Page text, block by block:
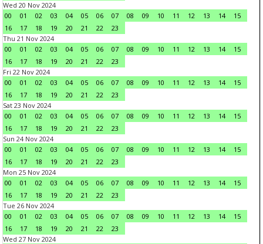
Wed 20 Nov 2024
00
01 02 03 04 05 06 07 08 09 10 11 12 13 14
15
16
17 18 19 20 21 22
23
Thu 21 Nov 2024
00
01 02 03 04 05 06 07 08 09 10 11 12 13 14
15
16
17 18 19 20 21 22
23
Fri 22 Nov 2024
00
01 02 03 04 05 06 07 08 09 10 11 12 13 14
15
16
17 18 19 20 21 22
23
Sat 23 Nov 2024
00
01 02 03 04 05 06 07 08 09 10 11 12 13 14
15
16
17 18 19 20 21 22
23
Sun 24 Nov 2024
00
01 02 03 04 05 06 07 08 09 10 11 12 13 14
15
16
17 18 19 20 21 22
23
Mon 25 Nov 2024
00
01 02 03 04 05 06 07 08 09 10 11 12 13 14
15
16
17 18 19 20 21 22
23
Tue 26 Nov 2024
00
01 02 03 04 05 06 07 08 09 10 11 12 13 14
15
16
17 18 19 20 21 22
23
Wed 27 Nov 2024